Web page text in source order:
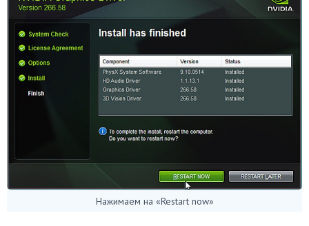
Нажимаем на «Restart now»